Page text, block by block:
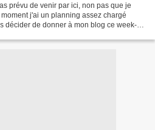
prévu de venir par ici, non pas que je
j'ai un planning assez chargé
décider de donner à mon blog ce week-